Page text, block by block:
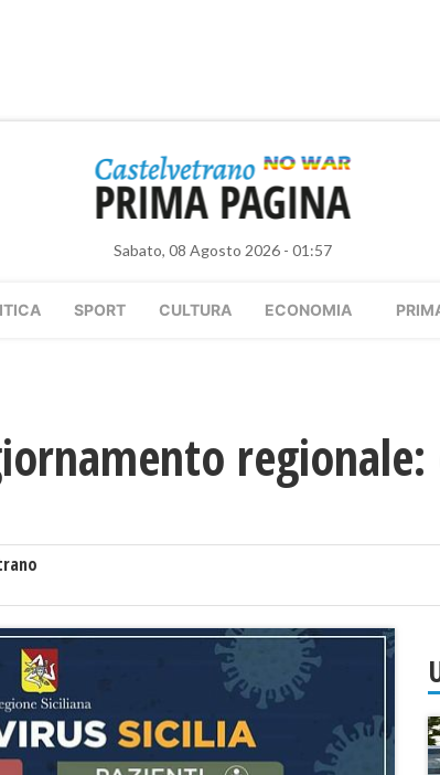
Sabato, 08 Agosto 2026 - 01:57
SPORT CULTURA ECONOMIA